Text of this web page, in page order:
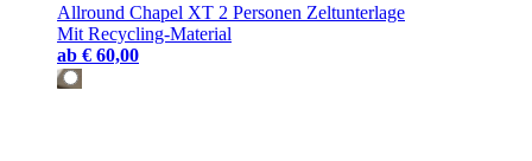
Allround Chapel XT 2 Personen Zeltunterlage
Mit Recycling-Material
ab € 60,00